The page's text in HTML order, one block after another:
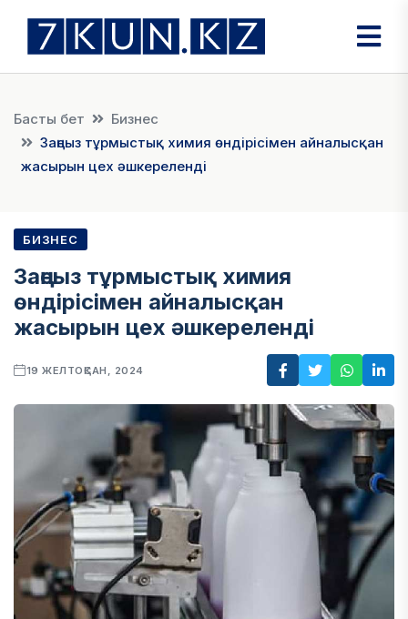
Басты бет
Бизнес
Заңсыз тұрмыстық химия өндірісімен айналысқан
жасырын цех әшкереленді
БИЗНЕС
Заңсыз тұрмыстық химия
өндірісімен айналысқан
жасырын цех әшкереленді
19 ЖЕЛТОҚСАН, 2024